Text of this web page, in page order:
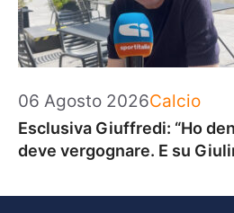
06 Agosto 2026Categorie
Calcio
Esclusiva Giuffredi: “Ho
deve vergognare. E su